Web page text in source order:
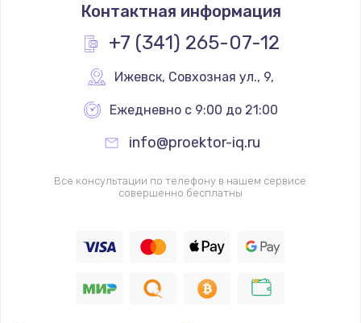
Контактная информация
+7 (341) 265-07-12
Ижевск, Совхозная ул., 9,
Ежедневно с 9:00 до 21:00
info@proektor-iq.ru
Все консультации по телефону в нашем сервисе
совершенно бесплатны